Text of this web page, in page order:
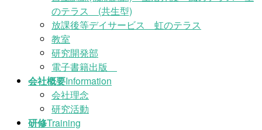
のテラス (共生型)
放課後等デイサービス 虹のテラス
教室
研究開発部
電子書籍出版
会社概要Information
会社理念
研究活動
研修Training